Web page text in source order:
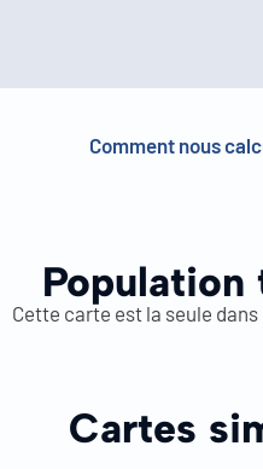
Comment nous
Population
Cette carte est la seule
Cartes